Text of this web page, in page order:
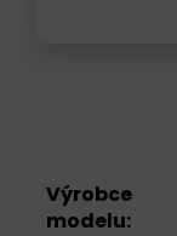
Výrobce
modelu: